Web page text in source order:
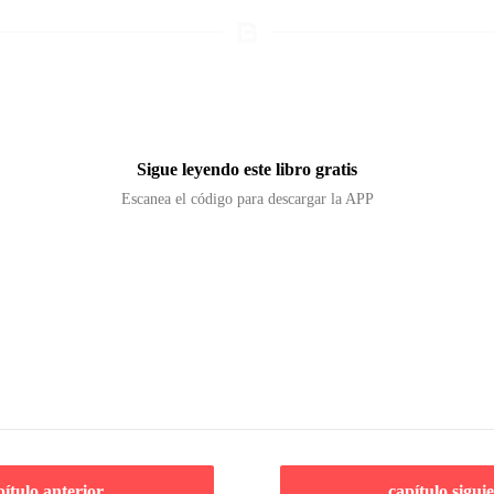
Sigue leyendo este libro gratis
Escanea el código para descargar la APP